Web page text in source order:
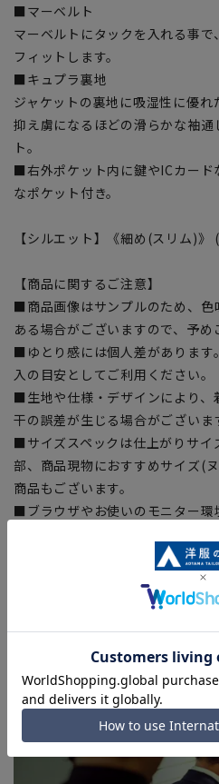
■マーベルト
マーベルトにタックを入れる事で
フィットします。
■キュプラ裏地
ジャケットの裏地に吸湿性に優
抑え虜になるほどの滑らかな袖
ト。
■右外ポケット内に鍵やICカード
なポケット付き。
【シルエット】《細め(スリム)》
【商品に関するご注意】
■商品画像はサンプルのため、色
ある場合がございますので、予め
■ゆとり感には個人差があります
入の目安としてご利用ください。
■生地や仕様・デザインにより、
干の誤差が生じる場合がございま
■サイズスペックは仕上がりサイ
部、商品現物におすすめサイズ(
商品もございます。
■ブラウザやお使いのモニター環
■店舗や各モールサイトと商品在
上、ご注文いただいたタイミン
よってはお急ぎ発送サービスを